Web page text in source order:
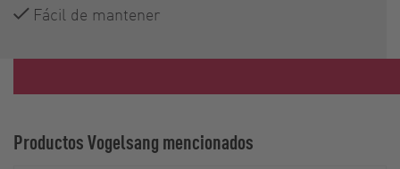
Fácil de mantener
Productos Vogelsang mencionados